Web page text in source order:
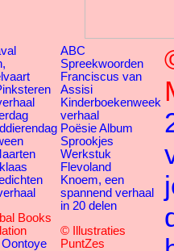
Books
Oontoye
ABC
Spreekwoorden
Franciscus van
Assisi
Kinderboekenweek
verhaal
Poësie Album
Sprookjes
Werkstuk
Flevoland
Knoem, een
spannend verhaal
in 20 delen
© Illustraties
PuntZes